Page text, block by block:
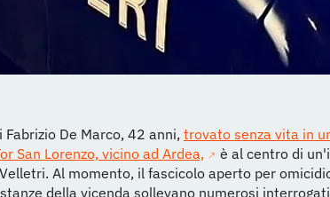
Fabrizio De Marco, 42 anni, trovato senza vita in
San Lorenzo, vicino ad Ardea,
è al centro di
Al momento, il fascicolo aperto per
della vicenda sollevano numerosi